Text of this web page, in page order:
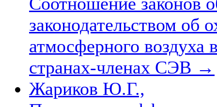
законодательством об
атмосферного воздуха
странах-членах СЭВ →
Жариков Ю.Г.,